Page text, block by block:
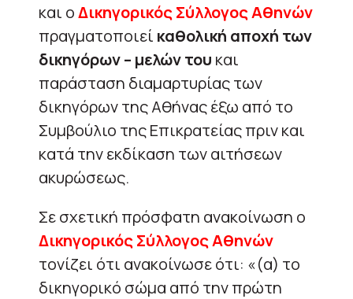
και οΔικηγορικός Σύλλογος Αθηνών
πραγματοποιεί καθολική αποχή των
δικηγόρων – μελών του και
παράσταση διαμαρτυρίας των
δικηγόρων της Αθήνας έξω από το
Συμβούλιο της Επικρατείας πριν και
κατά την εκδίκαση των αιτήσεων
ακυρώσεως.
Σε σχετική πρόσφατη ανακοίνωση ο
Δικηγορικός Σύλλογος Αθηνών
τονίζει ότι ανακοίνωσε ότι: «(α) το
δικηγορικό σώμα από την πρώτη